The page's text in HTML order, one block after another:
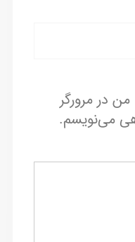
در مرورگر
می‌نویسم.